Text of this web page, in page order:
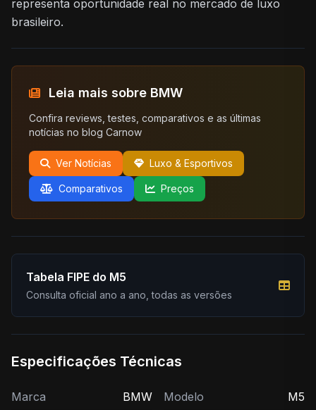
representa oportunidade real no mercado de luxo
brasileiro.
Leia mais sobre BMW
Confira reviews, testes, comparativos e as últimas
notícias no blog Carnow
Ver Notícias Luxo & Esportivos
Comparativos Preços
Tabela FIPE do M5
Consulta oficial ano a ano, todas as versões
Especificações Técnicas
Marca BMW Modelo M5